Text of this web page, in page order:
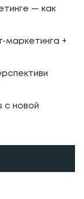
— как
маркетинга +
с новой